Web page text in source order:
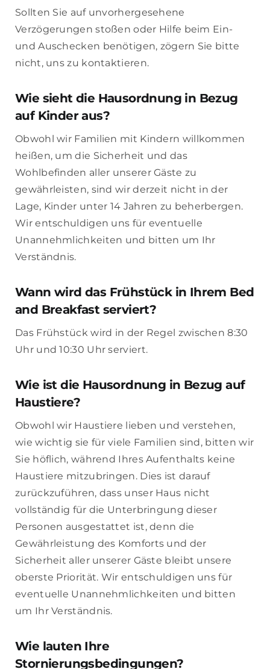
Sollten Sie auf unvorhergesehene
Verzögerungen stoßen oder Hilfe beim Ein-
und Auschecken benötigen, zögern Sie bitte
nicht, uns zu kontaktieren.
Wie sieht die Hausordnung in Bezug
auf Kinder aus?
Obwohl wir Familien mit Kindern willkommen
heißen, um die Sicherheit und das
Wohlbefinden aller unserer Gäste zu
gewährleisten, sind wir derzeit nicht in der
Lage, Kinder unter 14 Jahren zu beherbergen.
Wir entschuldigen uns für eventuelle
Unannehmlichkeiten und bitten um Ihr
Verständnis.
Wann wird das Frühstück in Ihrem Bed
and Breakfast serviert?
Das Frühstück wird in der Regel zwischen 8:30
Uhr und 10:30 Uhr serviert.
Wie ist die Hausordnung in Bezug auf
Haustiere?
Obwohl wir Haustiere lieben und verstehen,
wie wichtig sie für viele Familien sind, bitten wir
Sie höflich, während Ihres Aufenthalts keine
Haustiere mitzubringen. Dies ist darauf
zurückzuführen, dass unser Haus nicht
vollständig für die Unterbringung dieser
Personen ausgestattet ist, denn die
Gewährleistung des Komforts und der
Sicherheit aller unserer Gäste bleibt unsere
oberste Priorität. Wir entschuldigen uns für
eventuelle Unannehmlichkeiten und bitten
um Ihr Verständnis.
Wie lauten Ihre
Stornierungsbedingungen?